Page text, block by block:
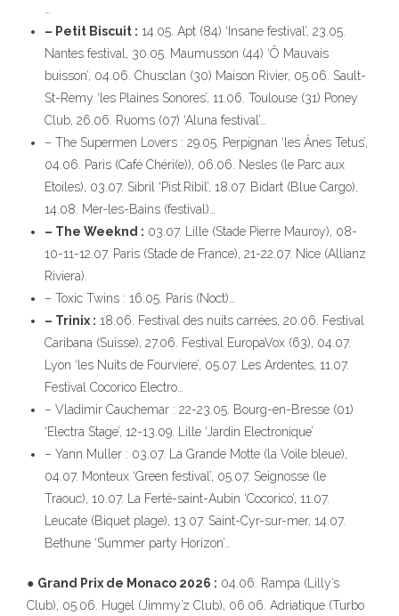
…
– Petit Biscuit : 14.05. Apt (84) ‘Insane festival’, 23.05.
Nantes festival, 30.05. Maumusson (44) ‘Ô Mauvais
buisson’, 04.06. Chusclan (30) Maison Rivier, 05.06. Sault-
St-Remy ‘les Plaines Sonores’, 11.06. Toulouse (31) Poney
Club, 26.06. Ruoms (07) ‘Aluna festival’…
– The Supermen Lovers : 29.05. Perpignan ‘les Ânes Tetus’,
04.06. Paris (Café Chéri(e)), 06.06. Nesles (le Parc aux
Etoiles), 03.07. Sibril ‘Pist.Ribil’, 18.07. Bidart (Blue Cargo),
14.08. Mer-les-Bains (festival)…
– The Weeknd : 03.07. Lille (Stade Pierre Mauroy), 08-
10-11-12.07. Paris (Stade de France), 21-22.07. Nice (Allianz
Riviera).
– Toxic Twins : 16.05. Paris (Noct)…
– Trinix : 18.06. Festival des nuits carrées, 20.06. Festival
Caribana (Suisse), 27.06. Festival EuropaVox (63), 04.07.
Lyon ‘les Nuits de Fourviere’, 05.07. Les Ardentes, 11.07.
Festival Cocorico Electro…
– Vladimir Cauchemar : 22-23.05. Bourg-en-Bresse (01)
‘Electra Stage’, 12-13.09. Lille ‘Jardin Electronique’
– Yann Muller : 03.07. La Grande Motte (la Voile bleue),
04.07. Monteux ‘Green festival’, 05.07. Seignosse (le
Traouc), 10.07. La Ferté-saint-Aubin ‘Cocorico’, 11.07.
Leucate (Biquet plage), 13.07. Saint-Cyr-sur-mer, 14.07.
Bethune ‘Summer party Horizon’…
● Grand Prix de Monaco 2026 : 04.06. Rampa (Lilly’s
Club), 05.06. Hugel (Jimmy’z Club), 06.06. Adriatique (Turbo